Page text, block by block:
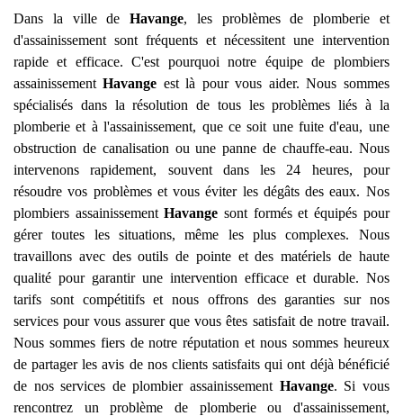
Dans la ville de Havange, les problèmes de plomberie et
d'assainissement sont fréquents et nécessitent une intervention
rapide et efficace. C'est pourquoi notre équipe de plombiers
assainissementHavange est là pour vous aider. Nous sommes
spécialisés dans la résolution de tous les problèmes liés à la
plomberie et à l'assainissement, que ce soit une fuite d'eau, une
obstruction de canalisation ou une panne de chauffe-eau. Nous
intervenons rapidement, souvent dans les 24 heures, pour
résoudre vos problèmes et vous éviter les dégâts des eaux. Nos
plombiers assainissementHavange sont formés et équipés pour
gérer toutes les situations, même les plus complexes. Nous
travaillons avec des outils de pointe et des matériels de haute
qualité pour garantir une intervention efficace et durable. Nos
tarifs sont compétitifs et nous offrons des garanties sur nos
services pour vous assurer que vous êtes satisfait de notre travail.
Nous sommes fiers de notre réputation et nous sommes heureux
de partager les avis de nos clients satisfaits qui ont déjà bénéficié
de nos services de plombier assainissement Havange. Si vous
rencontrez un problème de plomberie ou d'assainissement,